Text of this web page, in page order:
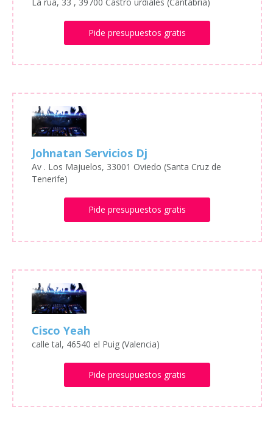
Pide presupuestos gratis
Johnatan Servicios Dj
Av . Los Majuelos, 33001 Oviedo (Santa Cruz de
Tenerife)
Pide presupuestos gratis
Cisco Yeah
calle tal, 46540 el Puig (Valencia)
Pide presupuestos gratis